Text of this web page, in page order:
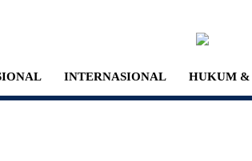
INTERNASIONAL HUKUM